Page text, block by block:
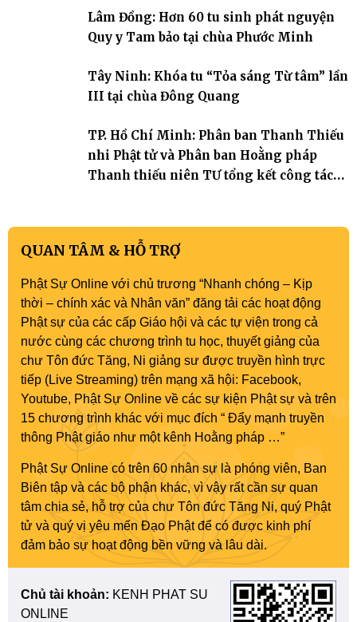
Tháp). Những tuần tu học ngắn ngủi nhưng đã trở thành hành
trang quý báu, gieo những hạt giống thiện l
Lâm Đồng: Hơn 60 tu sinh phát nguyện
Quy y Tam bảo tại chùa Phước Minh
Tây Ninh: Khóa tu “Tỏa sáng Từ tâm” lần
III tại chùa Đông Quang
TP. Hồ Chí Minh: Phân ban Thanh Thiếu
nhi Phật tử và Phân ban Hoằng pháp
Thanh thiếu niên TƯ tổng kết công tác
QUAN TÂM & HỖ TRỢ
Phật Sự Online với chủ trương “Nhanh chóng – Kịp
thời – chính xác và Nhân văn” đăng tải các hoạt động
Phật sự của các cấp Giáo hội và các tự viện trong cả
nước cùng các chương trình tu học, thuyết giảng của
chư Tôn đức Tăng, Ni giảng sư được truyền hình trực
tiếp (Live Streaming) trên mạng xã hội: Facebook,
Youtube, Phật Sự Online về các sự kiện Phật sự và trên
15 chương trình khác với mục đích “ Đẩy mạnh truyền
thông Phật giáo như một kênh Hoằng pháp …”
Phật Sự Online có trên 60 nhân sự là phóng viên, Ban
Biên tập và các bộ phận khác, vì vậy rất cần sự quan
tâm chia sẻ, hỗ trợ của chư Tôn đức Tăng Ni, quý Phật
tử và quý vị yêu mến Đạo Phật để có được kinh phí
đảm bảo sự hoạt động bền vững và lâu dài.
Chủ tài khoản: KENH PHAT SU
ONLINE